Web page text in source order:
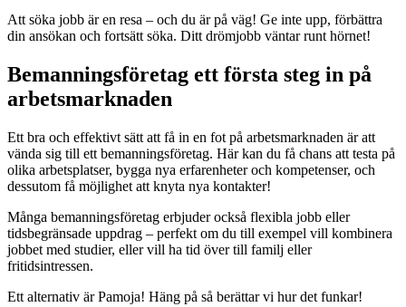
Att söka jobb är en resa – och du är på väg! Ge inte upp, förbättra
din ansökan och fortsätt söka. Ditt drömjobb väntar runt hörnet!
Bemanningsföretag ett första steg in på
arbetsmarknaden
Ett bra och effektivt sätt att få in en fot på arbetsmarknaden är att
vända sig till ett bemanningsföretag. Här kan du få chans att testa på
olika arbetsplatser, bygga nya erfarenheter och kompetenser, och
dessutom få möjlighet att knyta nya kontakter!
Många bemanningsföretag erbjuder också flexibla jobb eller
tidsbegränsade uppdrag – perfekt om du till exempel vill kombinera
jobbet med studier, eller vill ha tid över till familj eller
fritidsintressen.
Ett alternativ är Pamoja! Häng på så berättar vi hur det funkar!